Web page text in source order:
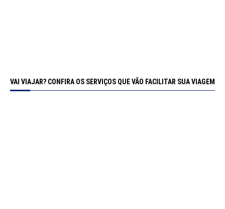
VAI VIAJAR? CONFIRA OS SERVIÇOS QUE VÃO FACILITAR SUA VIAGEM